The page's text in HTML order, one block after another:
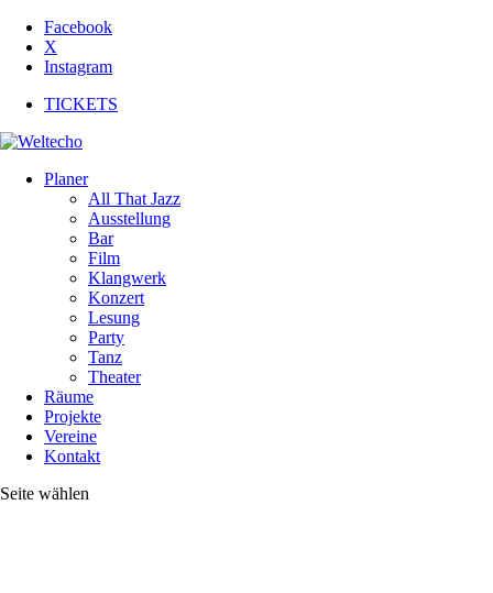
Facebook
X
Instagram
TICKETS
Planer
All That Jazz
Ausstellung
Bar
Film
Klangwerk
Konzert
Lesung
Party
Tanz
Theater
Räume
Projekte
Vereine
Kontakt
Seite wählen